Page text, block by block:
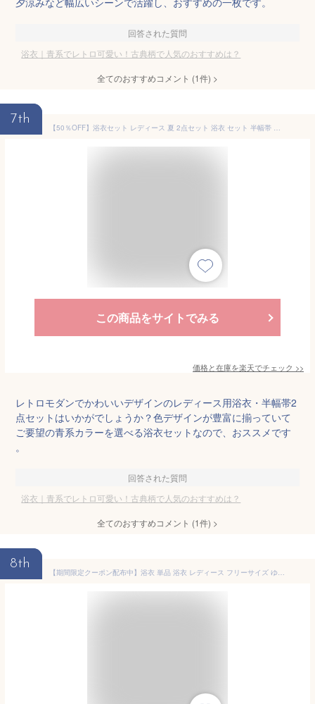
回答された質問
浴衣｜青系でレトロ可愛い！古典柄で人気のおすすめは？
全てのおすすめコメント (1件) >
7th
【50％OFF】浴衣セット レディース 夏 2点セット 浴衣 セット 半幅帯 兵児帯 2026 大人 レトロモダン 白系 青 紫 水色 橙 緑 菊 クレマチス 牡丹 ミモザ 花柄 フリー 創美苑 花火大会 送料無料【18周年記念クーポン配布中】
この商品をサイトでみる
価格と在庫を楽天でチェック >>
レトロモダンでかわいいデザインのレディース用浴衣・半幅帯2
点セットはいかがでしょうか？色デザインが豊富に揃っていて
ご要望の青系カラーを選べる浴衣セットなので、おススメです
。
回答された質問
浴衣｜青系でレトロ可愛い！古典柄で人気のおすすめは？
全てのおすすめコメント (1件) >
8th
【期間限定クーポン配布中】浴衣 単品 浴衣 レディース フリーサイズ ゆかた レトロ モダン かっこいい 花柄 桜 梅 古典 紺 青 黒 白 黄 楽天発送